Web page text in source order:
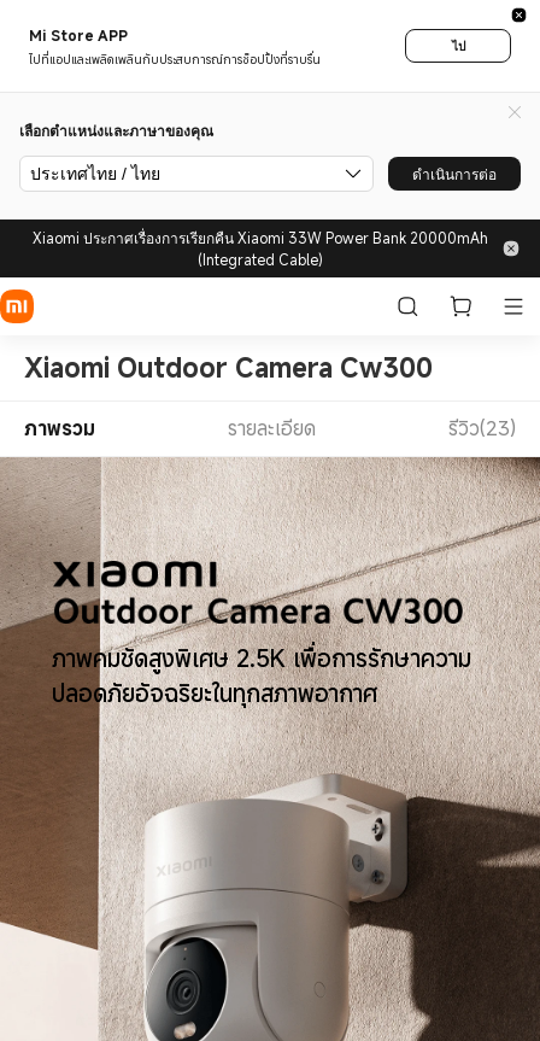
Mi Store APP
ไปที่แอปและเพลิดเพลินกับประสบการณ์การช็อปปิ้งที่ราบรื่น
ไป
เลือกตำแหน่งและภาษาของคุณ
ประเทศไทย / ไทย ดำเนินการต่อ
Xiaomi ประกาศเรื่องการเรียกคืน Xiaomi 33W Power Bank 20000mAh
(Integrated Cable)
Xiaomi Outdoor Camera Cw300
ภาพรวม รายละเอียด รีวิว(23)
ภาพคมชัดสูงพิเศษ 2.5K เพื่อการรักษาความ
ปลอดภัยอัจฉริยะในทุกสภาพอากาศ